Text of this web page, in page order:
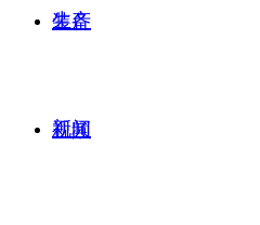
装备
生产
视频
新闻